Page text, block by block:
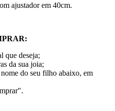
ajustador em 40cm.
que deseja;
da sua joia;
do seu filho abaixo, em